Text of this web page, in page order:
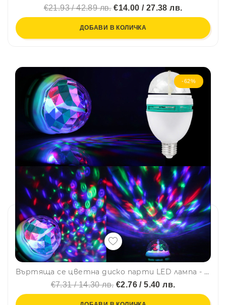
€21.93 / 42.89 лв.€14.00 / 27.38 лв.
ДОБАВИ В КОЛИЧКА
-62%
Въртяща се цветна диско парти LED лампа - ефектна, надеждна и икономична, BF23
€7.31 / 14.30 лв.€2.76 / 5.40 лв.